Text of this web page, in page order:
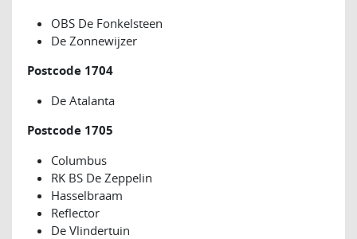
OBS De Fonkelsteen
De Zonnewijzer
Postcode 1704
De Atalanta
Postcode 1705
Columbus
RK BS De Zeppelin
Hasselbraam
Reflector
De Vlindertuin